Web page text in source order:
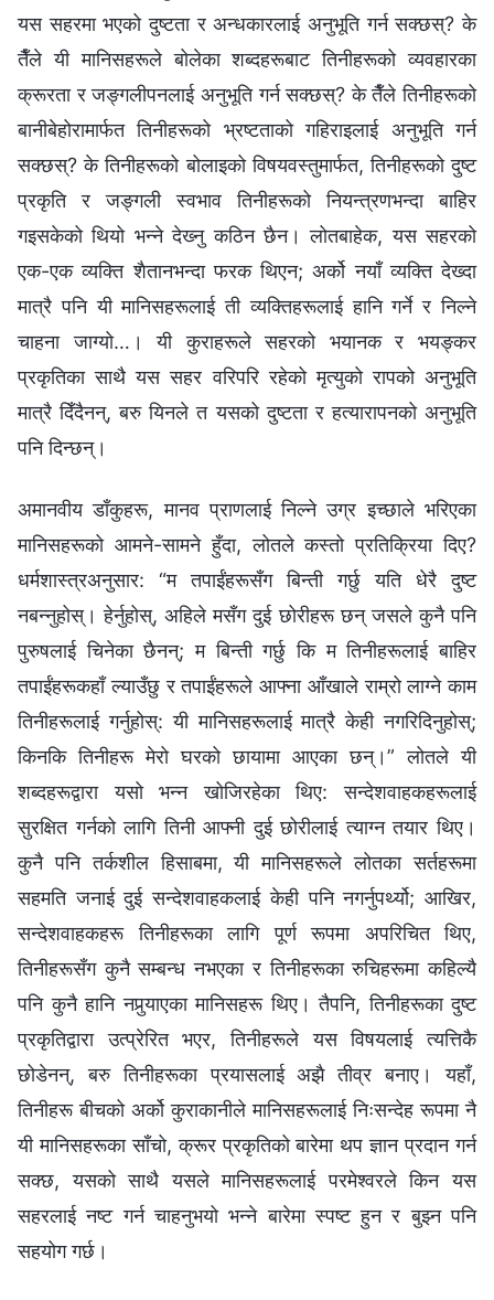
यस सहरमा भएको दुष्टता र अन्धकारलाई अनुभूति गर्न सक्छस्? के
तैँले यी मानिसहरूले बोलेका शब्‍दहरूबाट तिनीहरूको व्यवहारका
क्रूरता र जङ्गलीपनलाई अनुभूति गर्न सक्छस्? के तैँले तिनीहरूको
बानीबेहोरामार्फत तिनीहरूको भ्रष्टताको गहिराइलाई अनुभूति गर्न
सक्छस्? के तिनीहरूको बोलाइको विषयवस्तुमार्फत, तिनीहरूको दुष्ट
प्रकृति र जङ्गली स्वभाव तिनीहरूको नियन्त्रणभन्दा बाहिर
गइसकेको थियो भन्‍ने देख्‍नु कठिन छैन। लोतबाहेक, यस सहरको
एक-एक व्यक्ति शैतानभन्दा फरक थिएन; अर्को नयाँ व्यक्ति देख्दा
मात्रै पनि यी मानिसहरूलाई ती व्यक्तिहरूलाई हानि गर्ने र निल्‍ने
चाहना जाग्यो…। यी कुराहरूले सहरको भयानक र भयङ्कर
प्रकृतिका साथै यस सहर वरिपरि रहेको मृत्युको रापको अनुभूति
मात्रै दिँदैनन्, बरु यिनले त यसको दुष्टता र हत्यारापनको अनुभूति
पनि दिन्छन्।
अमानवीय डाँकुहरू, मानव प्राणलाई निल्‍ने उग्र इच्‍छाले भरिएका
मानिसहरूको आमने-सामने हुँदा, लोतले कस्तो प्रतिक्रिया दिए?
धर्मशास्‍त्रअनुसार: “म तपाईंहरूसँग बिन्ती गर्छु यति धेरै दुष्ट
नबन्‍नुहोस्। हेर्नुहोस्, अहिले मसँग दुई छोरीहरू छन् जसले कुनै पनि
पुरुषलाई चिनेका छैनन्; म बिन्ती गर्छु कि म तिनीहरूलाई बाहिर
तपाईंहरूकहाँ ल्याउँछु र तपाईंहरूले आफ्ना आँखाले राम्रो लाग्‍ने काम
तिनीहरूलाई गर्नुहोस्: यी मानिसहरूलाई मात्रै केही नगरिदिनुहोस्;
किनकि तिनीहरू मेरो घरको छायामा आएका छन्।” लोतले यी
शब्‍दहरूद्वारा यसो भन्न खोजिरहेका थिए: सन्देशवाहकहरूलाई
सुरक्षित गर्नको लागि तिनी आफ्‍नी दुई छोरीलाई त्याग्‍न तयार थिए।
कुनै पनि तर्कशील हिसाबमा, यी मानिसहरूले लोतका सर्तहरूमा
सहमति जनाई दुई सन्देशवाहकलाई केही पनि नगर्नुपर्थ्यो; आखिर,
सन्देशवाहकहरू तिनीहरूका लागि पूर्ण रूपमा अपरिचित थिए,
तिनीहरूसँग कुनै सम्‍बन्ध नभएका र तिनीहरूका रुचिहरूमा कहिल्यै
पनि कुनै हानि नपुर्‍याएका मानिसहरू थिए। तैपनि, तिनीहरूका दुष्ट
प्रकृतिद्वारा उत्प्रेरित भएर, तिनीहरूले यस विषयलाई त्यत्तिकै
छोडेनन्, बरु तिनीहरूका प्रयासलाई अझै तीव्र बनाए। यहाँ,
तिनीहरू बीचको अर्को कुराकानीले मानिसहरूलाई निःसन्देह रूपमा नै
यी मानिसहरूका साँचो, क्रूर प्रकृतिको बारेमा थप ज्ञान प्रदान गर्न
सक्छ, यसको साथै यसले मानिसहरूलाई परमेश्‍वरले किन यस
सहरलाई नष्ट गर्न चाहनुभयो भन्‍ने बारेमा स्पष्ट हुन र बुझ्‍न पनि
सहयोग गर्छ।